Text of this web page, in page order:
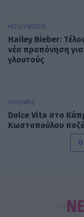
HOLLYWOOD
Hailey Bieber:
νέα προπόνηση για
γλουτούς
SHOWBIZ
Dolce Vita στο
Κωστοπούλου
σκάφος με αέρινο
Κωνσταντινίδου,
και Άννη Θεοχάρη